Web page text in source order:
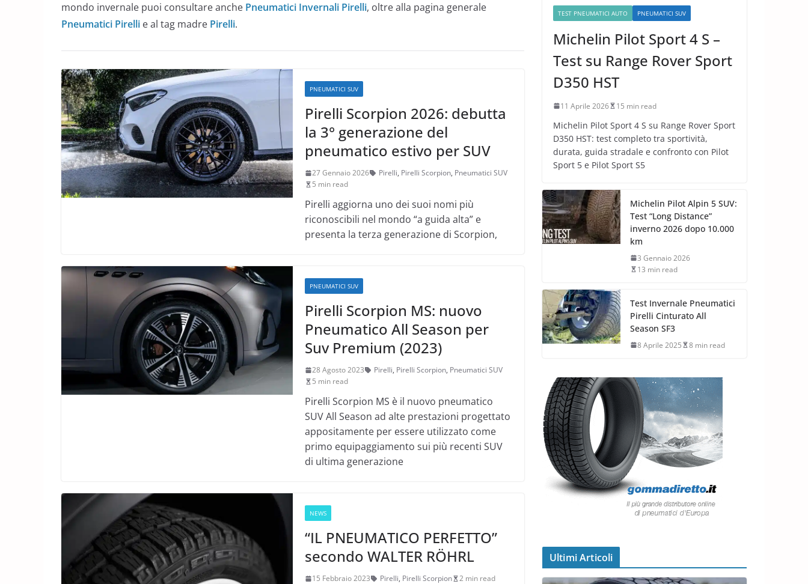
mondo invernale puoi consultare anche Pneumatici Invernali Pirelli, oltre alla pagina generale
Pneumatici Pirelli e al tag madre Pirelli.
PNEUMATICI SUV
Pirelli Scorpion 2026: debutta
la 3° generazione del
pneumatico estivo per SUV
27 Gennaio 2026 Pirelli, Pirelli Scorpion, Pneumatici SUV
5 min read
Pirelli aggiorna uno dei suoi nomi più
riconoscibili nel mondo “a guida alta” e
presenta la terza generazione di Scorpion,
PNEUMATICI SUV
Pirelli Scorpion MS: nuovo
Pneumatico All Season per
Suv Premium (2023)
28 Agosto 2023 Pirelli, Pirelli Scorpion, Pneumatici SUV
5 min read
Pirelli Scorpion MS è il nuovo pneumatico
SUV All Season ad alte prestazioni progettato
appositamente per essere utilizzato come
primo equipaggiamento sui più recenti SUV
di ultima generazione
NEWS
“IL PNEUMATICO PERFETTO”
secondo WALTER RÖHRL
15 Febbraio 2023 Pirelli, Pirelli Scorpion 2 min read
TEST PNEUMATICI AUTO PNEUMATICI SUV
Michelin Pilot Sport 4 S –
Test su Range Rover Sport
D350 HST
11 Aprile 2026 15 min read
Michelin Pilot Sport 4 S su Range Rover Sport
D350 HST: test completo tra sportività,
durata, guida stradale e confronto con Pilot
Sport 5 e Pilot Sport S5
Michelin Pilot Alpin 5 SUV:
Test “Long Distance”
inverno 2026 dopo 10.000
km
3 Gennaio 2026
13 min read
Test Invernale Pneumatici
Pirelli Cinturato All
Season SF3
8 Aprile 2025 8 min read
Ultimi Articoli